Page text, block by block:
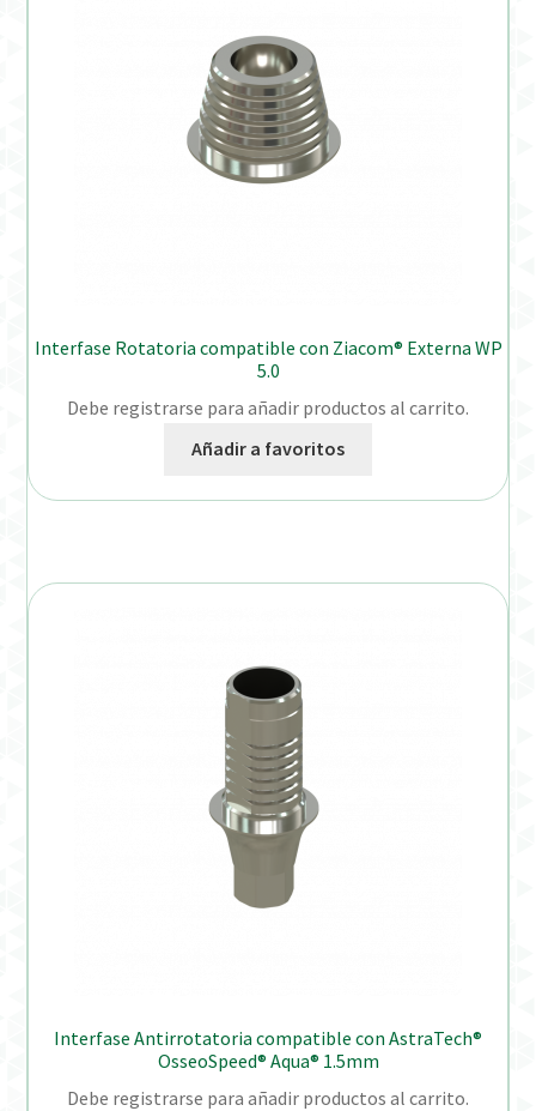
Interfase Rotatoria compatible con Ziacom® Externa WP
5.0
Debe registrarse para añadir productos al carrito.
Añadir a favoritos
Interfase Antirrotatoria compatible con AstraTech®
OsseoSpeed® Aqua® 1.5mm
Debe registrarse para añadir productos al carrito.